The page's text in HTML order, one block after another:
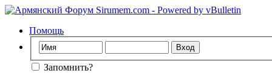
Помощь
Запомнить?